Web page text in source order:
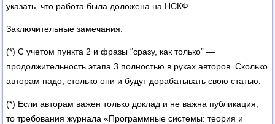
указать, что работа была доложена на НСКФ.
Заключительные замечания:
(*) С учетом пункта 2 и фразы “сразу, как только” —
продолжительность этапа 3 полностью в руках авторов. Сколько
авторам надо, столько они и будут дорабатывать свою статью.
(*) Если авторам важен только доклад и не важна публикация,
то требования журнала «Программные системы: теория и